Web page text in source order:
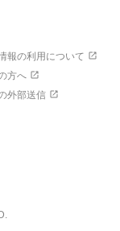
報の利用について
方へ
外部送信